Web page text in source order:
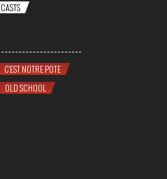
C'EST NOTRE POTE
OLD SCHOOL